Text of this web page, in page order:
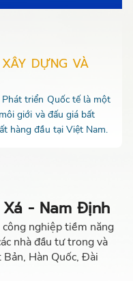
DỰNG VÀ
triển Quốc tế là một
giới và đấu giá bất
hàng đầu tại Việt Nam.
- Nam Định
nghiệp tiềm năng
nhà đầu tư trong và
Hàn Quốc, Đài